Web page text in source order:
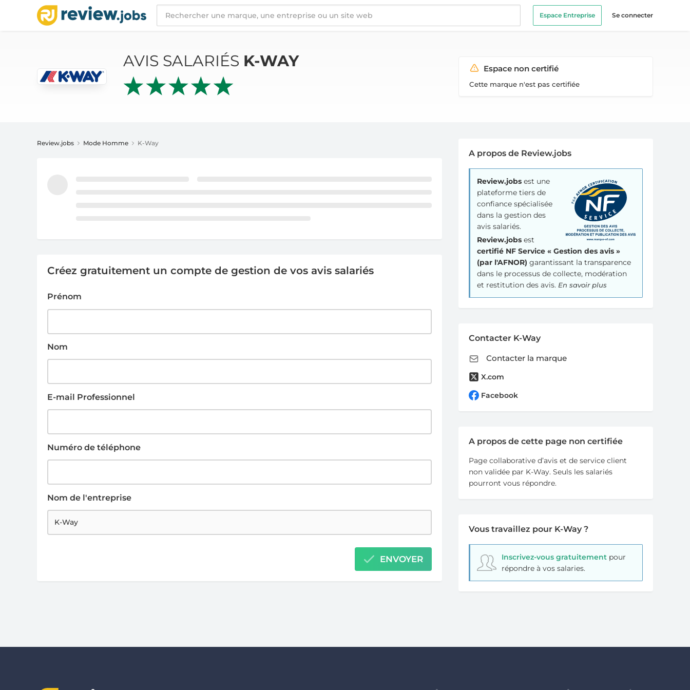
Espace Entreprise Se connecter
AVIS SALARIÉS K-WAY
AVIS SALARIÉS K-WAY Espace non certifié
Cette marque n'est pas certifiée
Review.jobs Mode Homme K-Way
Créez gratuitement un compte de gestion de vos avis salariés
Prénom
Nom
E-mail Professionnel
Numéro de téléphone
Nom de l'entreprise
ENVOYER
A propos de Review.jobs
Review.jobs est une
plateforme tiers de
confiance spécialisée
dans la gestion des
avis salariés.
Review.jobs est
certifié NF Service « Gestion des avis »
(par l'AFNOR) garantissant la transparence
dans le processus de collecte, modération
et restitution des avis.En savoir plus
Contacter K-Way
Contacter la marque
X.com
Facebook
A propos de cette page non certifiée
Page collaborative d’avis et de service client
non validée par K-Way. Seuls les salariés
pourront vous répondre.
Vous travaillez pour K-Way ?
Inscrivez-vous gratuitementpour
répondre à vos salaries.